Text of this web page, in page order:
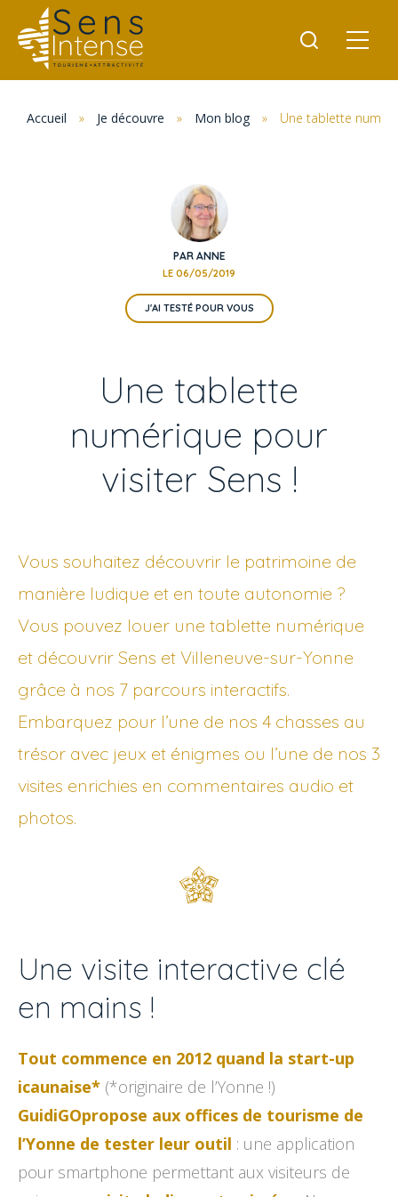
Accueil » Je découvre » Mon blog » Une tablette
PAR ANNE
LE 06/05/2019
J'AI TESTÉ POUR VOUS
Une tablette
numérique pour
visiter Sens !
Vous souhaitez découvrir le patrimoine de
manière ludique et en toute autonomie ?
Vous pouvez louer une tablette numérique
et découvrir Sens et Villeneuve-sur-Yonne
grâce à nos 7 parcours interactifs.
Embarquez pour l’une de nos 4 chasses au
trésor avec jeux et énigmes ou l’une de nos 3
visites enrichies en commentaires audio et
photos.
Une visite interactive clé
en mains !
Tout commence en 2012 quand la start-up
icaunaise* (*originaire de l’Yonne !)
GuidiGOpropose aux offices de tourisme de
l’Yonne de tester leur outil : une application
pour smartphone permettant aux visiteurs de